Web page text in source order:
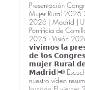
Presentación
Mujer Rural 2026
2026 | Madrid |
Pontificia de
2025 · Visión
𝘃𝗶𝘃𝗶𝗺𝗼𝘀 𝗹𝗮
𝗱𝗲 𝗹𝗼𝘀
𝗺𝘂𝗷𝗲𝗿 𝗥𝘂𝗿𝗮𝗹
𝗠𝗮𝗱𝗿𝗶𝗱!📢
nuestro vídeo